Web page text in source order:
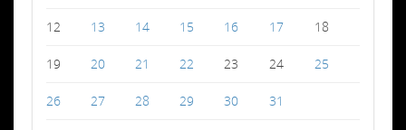
12 13 14 15 16 17 18
19 20 21 22 23 24 25
26 27 28 29 30 31